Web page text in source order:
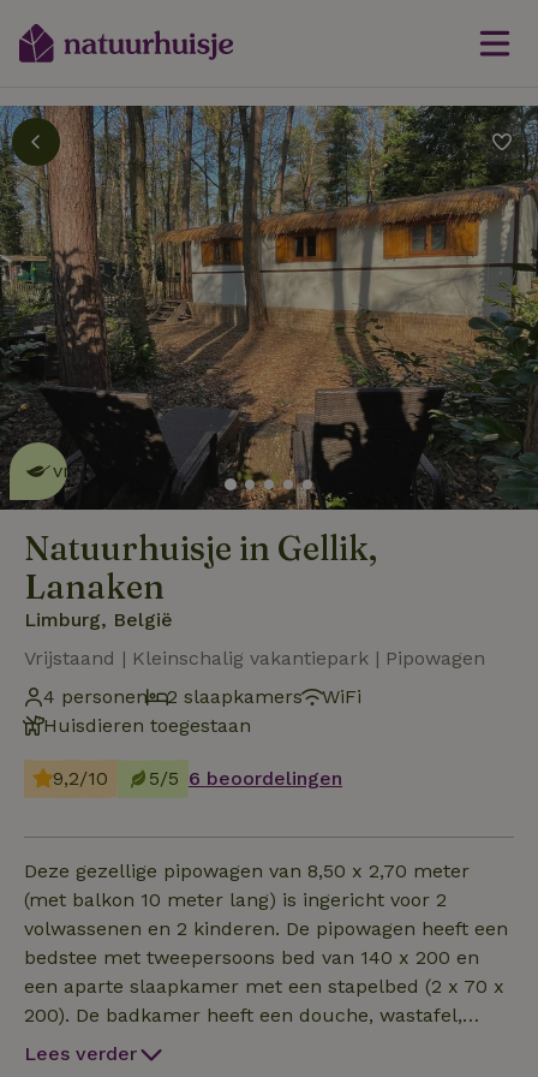
Dit natuurhuisje is eco-
vriendelijk
lees meer
Natuurhuisje in Gellik,
Lanaken
Limburg, België
Vrijstaand | Kleinschalig vakantiepark | Pipowagen
4 personen
2 slaapkamers
WiFi
Huisdieren toegestaan
9,2/10 5/5 6 beoordelingen
Deze gezellige pipowagen van 8,50 x 2,70 meter
(met balkon 10 meter lang) is ingericht voor 2
volwassenen en 2 kinderen. De pipowagen heeft een
bedstee met tweepersoons bed van 140 x 200 en
een aparte slaapkamer met een stapelbed (2 x 70 x
200). De badkamer heeft een douche, wastafel,
toilet en handdoekenradiator. Er is een woonkamer
Lees verder